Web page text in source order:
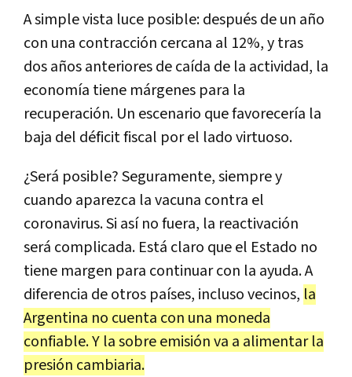
A simple vista luce posible: después de un año
con una contracción cercana al 12%, y tras
dos años anteriores de caída de la actividad, la
economía tiene márgenes para la
recuperación. Un escenario que favorecería la
baja del déficit fiscal por el lado virtuoso.
¿Será posible? Seguramente, siempre y
cuando aparezca la vacuna contra el
coronavirus. Si así no fuera, la reactivación
será complicada. Está claro que el Estado no
tiene margen para continuar con la ayuda. A
diferencia de otros países, incluso vecinos, la
Argentina no cuenta con una moneda
confiable. Y la sobre emisión va a alimentar la
presión cambiaria.